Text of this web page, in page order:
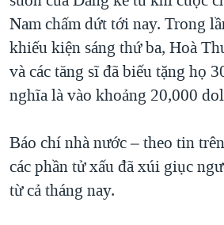
Nam chấm dứt tới nay. Trong
khiếu kiện sáng thứ ba, Hoà
và các tăng sĩ đã biếu tặng họ
nghĩa là vào khoảng 20,000
Báo chí nhà nước – theo tin
các phần tử xấu đã xúi giục
từ cả tháng nay.